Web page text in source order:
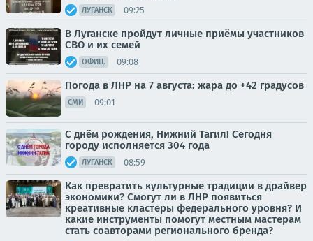
ЛУГАНСК 09:25
В Луганске пройдут личные приёмы участников
СВО и их семей
ОФИЦ. 09:08
Погода в ЛНР на 7 августа: жара до +42 градусов
СМИ 09:01
С днём рождения, Нижний Тагил! Сегодня
городу исполняется 304 года
ЛУГАНСК 08:59
Как превратить культурные традиции в драйвер
экономики? Смогут ли в ЛНР появиться
креативные кластеры федерального уровня? И
какие инструменты помогут местным мастерам
стать соавторами регионального бренда?